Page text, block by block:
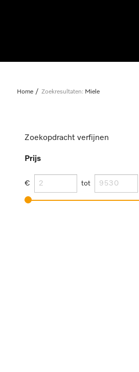
Home Zoekresultaten: Miele
Zoekopdracht verfijnen
Prijs
€ tot